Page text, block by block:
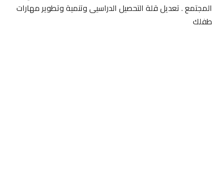
المجتمع . تعديل قلة التحصيل الدراسيى وتنمية وتطوير مهارات
طفلك